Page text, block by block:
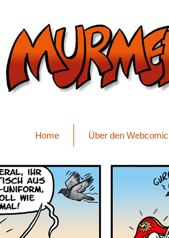
Home Über den Webcomic